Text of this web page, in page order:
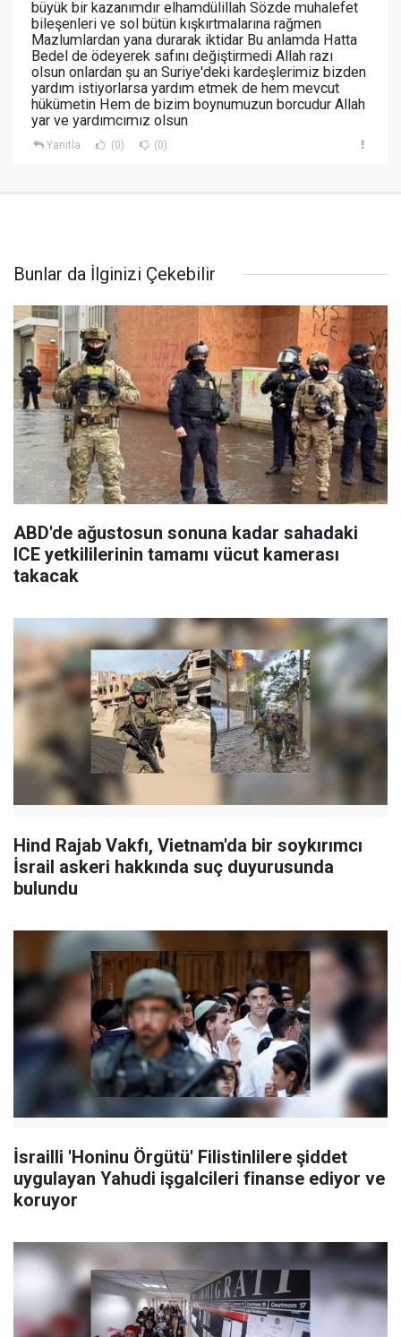
büyük bir kazanımdır elhamdülillah Sözde muhalefet
bileşenleri ve sol bütün kışkırtmalarına rağmen
Mazlumlardan yana durarak iktidar Bu anlamda Hatta
Bedel de ödeyerek safını değiştirmedi Allah razı
olsun onlardan şu an Suriye'deki kardeşlerimiz bizden
yardım istiyorlarsa yardım etmek de hem mevcut
hükümetin Hem de bizim boynumuzun borcudur Allah
yar ve yardımcımız olsun
Yanıtla (0) (0)
Bunlar da İlginizi Çekebilir
ABD'de ağustosun sonuna kadar sahadaki
ICE yetkililerinin tamamı vücut kamerası
takacak
Hind Rajab Vakfı, Vietnam'da bir soykırımcı
İsrail askeri hakkında suç duyurusunda
bulundu
İsrailli 'Honinu Örgütü' Filistinlilere şiddet
uygulayan Yahudi işgalcileri finanse ediyor ve
koruyor